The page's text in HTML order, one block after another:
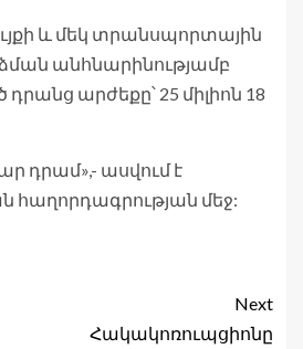
և մեկ տրանսպորտային
անհնարինությամբ
արժեքը՝ 25 միլիոն 18
դրամ»,- ասվում է
մեջ:
Next
Հակակոռուպցիոնը